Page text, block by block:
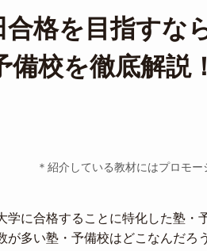
合格を目指すな
校を徹底解説！
＊紹介している教材にはプロモ
学に合格することに特化した塾・
多い塾・予備校はどこなんだろ